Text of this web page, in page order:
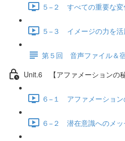
５−２ すべての重要な変
５−３ イメージの力を
第５回 音声ファイル＆
Unit.6 【アファメーションの秘
６−１ アファメーショ
６−２ 潜在意識へのメ